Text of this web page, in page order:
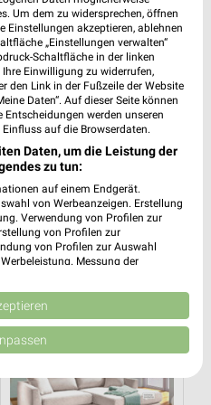
17,4 km
Büro Spezial
Gültig bis Fr. 14.08.
XXXLutz
Um dem zu widersprechen, öffnen
Einstellungen akzeptieren, ablehnen
„Einstellungen verwalten“
Schaltfläche in der linken
Einwilligung zu widerrufen,
den Link in der Fußzeile der Website
Daten“. Auf dieser Seite können
Entscheidungen werden unseren
auf die Browserdaten.
Daten, um die Leistung der
zu tun:
auf einem Endgerät.
von Werbeanzeigen. Erstellung
Verwendung von Profilen zur
von Profilen zur
von Profilen zur Auswahl
Messung der
Quellen. Entwicklung und
reduzierter Daten zur Auswahl
Union weitergegeben und in die